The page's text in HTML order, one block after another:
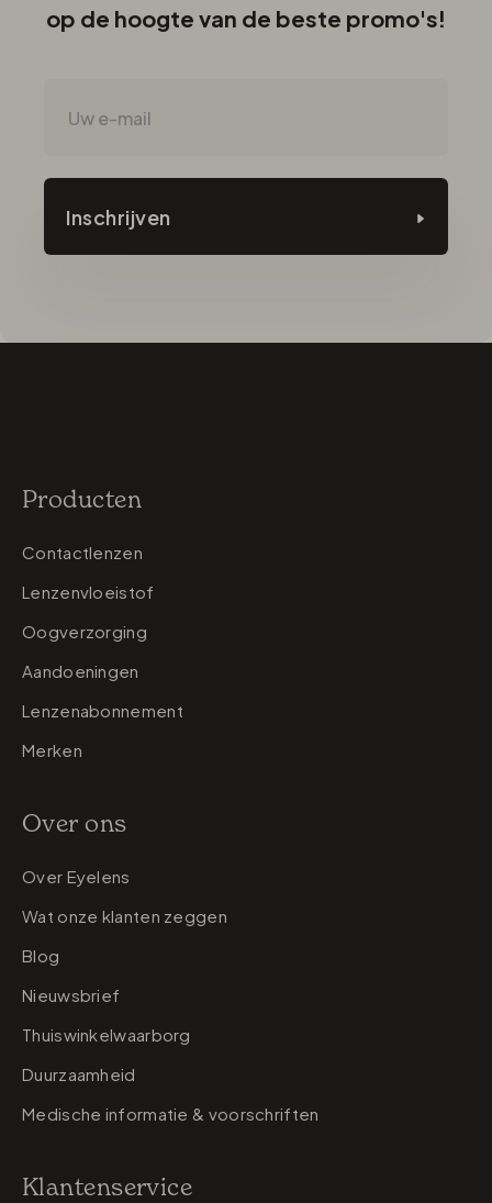
op de hoogte van de beste promo's!
Inschrijven
Producten
Contactlenzen
Lenzenvloeistof
Oogverzorging
Aandoeningen
Lenzenabonnement
Merken
Over ons
Over Eyelens
Wat onze klanten zeggen
Blog
Nieuwsbrief
Thuiswinkelwaarborg
Duurzaamheid
Medische informatie & voorschriften
Klantenservice